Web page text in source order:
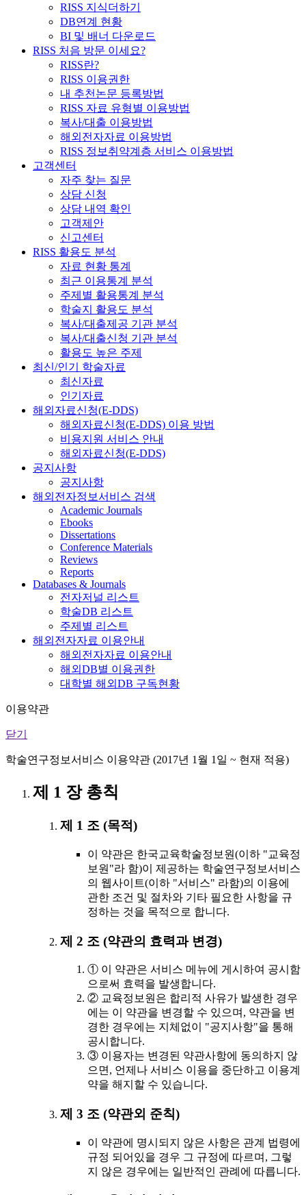
RISS 지식더하기
DB연계 현황
BI 및 배너 다운로드
RISS 처음 방문 이세요?
RISS란?
RISS 이용권한
내 추천논문 등록방법
RISS 자료 유형별 이용방법
복사/대출 이용방법
해외전자자료 이용방법
RISS 정보취약계층 서비스 이용방법
고객센터
자주 찾는 질문
상담 신청
상담 내역 확인
고객제안
신고센터
RISS 활용도 분석
자료 현황 통계
최근 이용통계 분석
주제별 활용통계 분석
학술지 활용도 분석
복사/대출제공 기관 분석
복사/대출신청 기관 분석
활용도 높은 주제
최신/인기 학술자료
최신자료
인기자료
해외자료신청(E-DDS)
해외자료신청(E-DDS) 이용 방법
비용지원 서비스 안내
해외자료신청(E-DDS)
공지사항
공지사항
해외전자정보서비스 검색
Academic Journals
Ebooks
Dissertations
Conference Materials
Reviews
Reports
Databases & Journals
전자저널 리스트
학술DB 리스트
주제별 리스트
해외전자자료 이용안내
해외전자자료 이용안내
해외DB별 이용권한
대학별 해외DB 구독현황
이용약관
닫기
학술연구정보서비스 이용약관 (2017년 1월 1일 ~ 현재 적용)
제 1 장 총칙
제 1 조 (목적)
이 약관은 한국교육학술정보원(이하 "교육정
보원"라 함)이 제공하는 학술연구정보서비스
의 웹사이트(이하 "서비스" 라함)의 이용에
관한 조건 및 절차와 기타 필요한 사항을 규
정하는 것을 목적으로 합니다.
제 2 조 (약관의 효력과 변경)
① 이 약관은 서비스 메뉴에 게시하여 공시함
으로써 효력을 발생합니다.
② 교육정보원은 합리적 사유가 발생한 경우
에는 이 약관을 변경할 수 있으며, 약관을 변
경한 경우에는 지체없이 "공지사항"을 통해
공시합니다.
③ 이용자는 변경된 약관사항에 동의하지 않
으면, 언제나 서비스 이용을 중단하고 이용계
약을 해지할 수 있습니다.
제 3 조 (약관외 준칙)
이 약관에 명시되지 않은 사항은 관계 법령에
규정 되어있을 경우 그 규정에 따르며, 그렇
지 않은 경우에는 일반적인 관례에 따릅니다.